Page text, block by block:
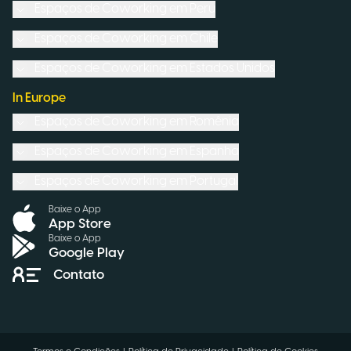
In Europe
Baixe o App
App Store
Baixe o App
Google Play
Contato